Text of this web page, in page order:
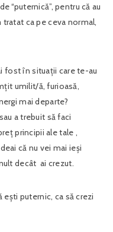
“puternică”, pentru că au
ca pe ceva normal,
fost în situații care te-au
umilit/ă, furioasă,
mai departe?
a trebuit să faci
principii ale tale ,
că nu vei mai ieși
decât ai crezut.
puternic, ca să crezi